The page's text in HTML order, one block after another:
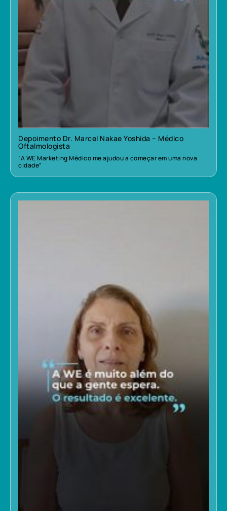
Depoimento Dr. Marcel Nakae Yoshida – Médico
Oftalmologista
“A WE Marketing Médico me ajudou a começar em uma nova
cidade”